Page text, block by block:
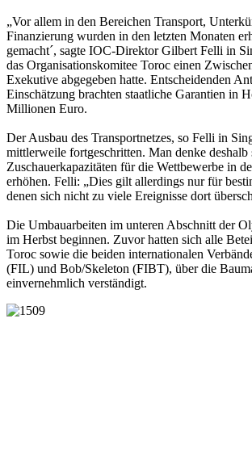
„Vor allem in den Bereichen Transport,
Finanzierung wurden in den letzten Monaten
gemacht´, sagte IOC-Direktor Gilbert Felli in
das Organisationskomitee Toroc einen
Exekutive abgegeben hatte. Entscheidenden
Einschätzung brachten staatliche Garantien in
Millionen Euro.
Der Ausbau des Transportnetzes, so Felli in
mittlerweile fortgeschritten. Man denke deshalb
Zuschauerkapazitäten für die Wettbewerbe in
erhöhen. Felli: „Dies gilt allerdings nur für
denen sich nicht zu viele Ereignisse dort
Die Umbauarbeiten im unteren Abschnitt der
im Herbst beginnen. Zuvor hatten sich alle
Toroc sowie die beiden internationalen
(FIL) und Bob/Skeleton (FIBT), über die
einvernehmlich verständigt.